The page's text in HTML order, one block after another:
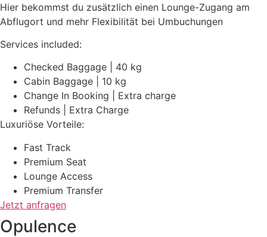
Hier bekommst du zusätzlich einen Lounge-Zugang am
Abflugort und mehr Flexibilität bei Umbuchungen
Services included:
Checked Baggage | 40 kg
Cabin Baggage | 10 kg
Change In Booking | Extra charge
Refunds | Extra Charge
Luxuriöse Vorteile:
Fast Track
Premium Seat
Lounge Access
Premium Transfer
Jetzt anfragen
Opulence